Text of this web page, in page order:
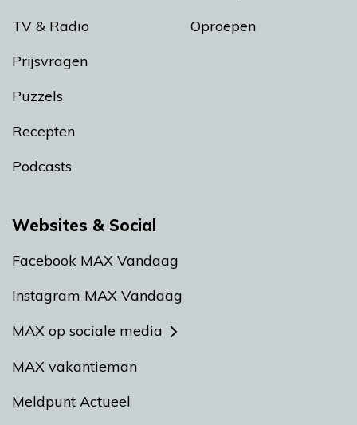
TV & Radio
Prijsvragen
Puzzels
Recepten
Podcasts
Oproepen
Websites & Social
Facebook MAX Vandaag
Instagram MAX Vandaag
MAX op sociale media
MAX vakantieman
Meldpunt Actueel